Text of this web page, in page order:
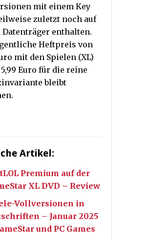
mit einem Key
zuletzt noch auf
Datenträger enthalten.
Heftpreis von
mit den Spielen (XL)
Euro für die reine
bleibt
Artikel:
Premium auf der
XL DVD – Review
Vollversionen in
– Januar 2025
und PC Games